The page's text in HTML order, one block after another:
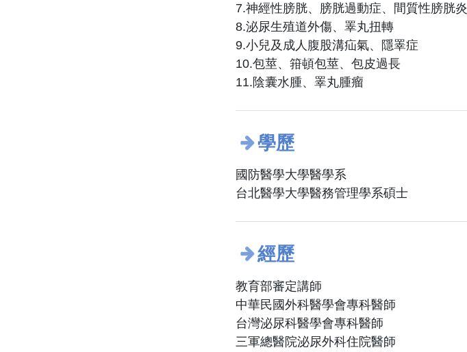
7.神經性膀胱、膀胱過動症、間質性膀胱炎
8.泌尿生殖道外傷、睪丸扭轉
9.小兒及成人腹股溝疝氣、隱睪症
10.包莖、箝頓包莖、包皮過長
11.陰囊水腫、睪丸腫瘤
學歷
國防醫學大學醫學系
台北醫學大學醫務管理學系碩士
經歷
教育部審定講師
中華民國外科醫學會專科醫師
台灣泌尿科醫學會專科醫師
三軍總醫院泌尿外科住院醫師